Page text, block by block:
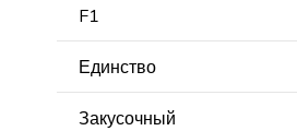
F1
Единство
Закусочный